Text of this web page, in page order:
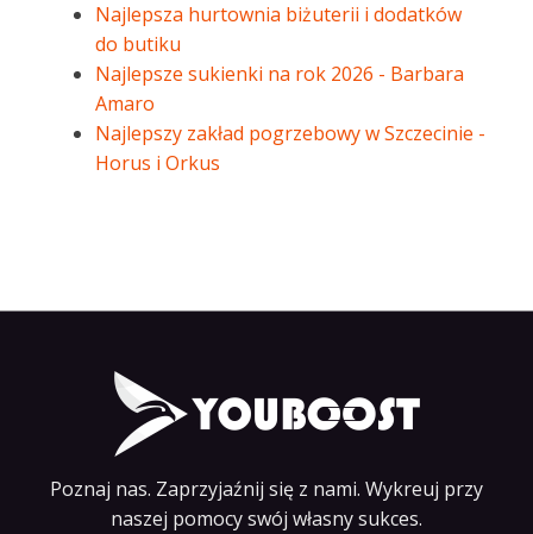
Najlepsza hurtownia biżuterii i dodatków
do butiku
Najlepsze sukienki na rok 2026 - Barbara
Amaro
Najlepszy zakład pogrzebowy w Szczecinie -
Horus i Orkus
Poznaj nas. Zaprzyjaźnij się z nami. Wykreuj przy
naszej pomocy swój własny sukces.